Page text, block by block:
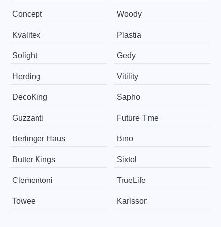
Concept Woody
Kvalitex Plastia
Solight Gedy
Herding Vitility
DecoKing Sapho
Guzzanti Future Time
Berlinger Haus Bino
Butter Kings Sixtol
Clementoni TrueLife
Towee Karlsson